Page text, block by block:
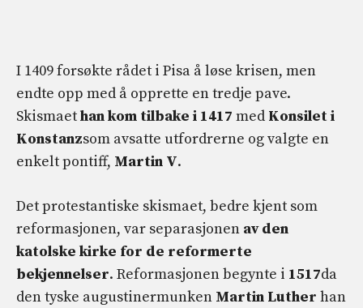
I 1409 forsøkte rådet i Pisa å løse krisen, men
endte opp med å opprette en tredje pave.
Skismaethan kom tilbake i 1417 med Konsilet i
Konstanzsom avsatte utfordrerne og valgte en
enkelt pontiff, Martin V.
Det protestantiske skismaet, bedre kjent som
reformasjonen, var separasjonen av den
katolske kirke for de reformerte
bekjennelser. Reformasjonen begynte i 1517da
den tyske augustinermunken Martin Luther han